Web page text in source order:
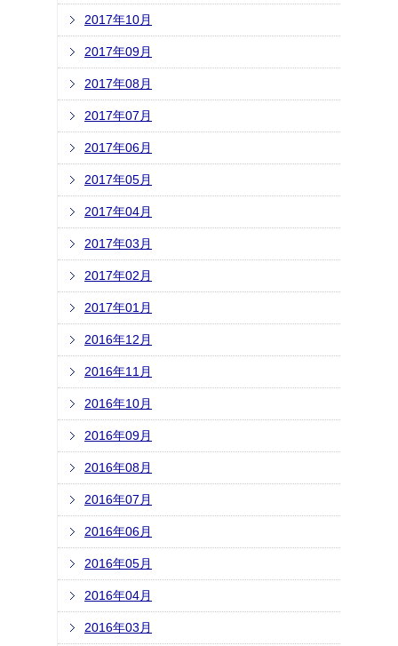
2017年10月
2017年09月
2017年08月
2017年07月
2017年06月
2017年05月
2017年04月
2017年03月
2017年02月
2017年01月
2016年12月
2016年11月
2016年10月
2016年09月
2016年08月
2016年07月
2016年06月
2016年05月
2016年04月
2016年03月